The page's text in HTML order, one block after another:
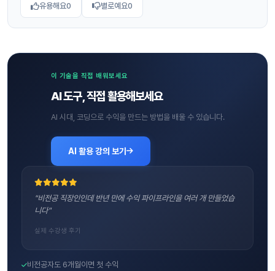
유용해요0 별로예요0
이 기술을 직접 배워보세요
AI 도구, 직접 활용해보세요
AI 시대, 코딩으로 수익을 만드는 방법을 배울 수 있습니다.
AI 활용 강의 보기
"비전공 직장인인데 반년 만에 수익 파이프라인을 여러 개 만들었습
니다"
실제 수강생 후기
비전공자도 6개월이면 첫 수익